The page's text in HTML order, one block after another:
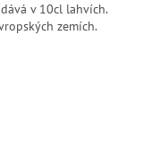
v 10cl lahvích.
zemích.